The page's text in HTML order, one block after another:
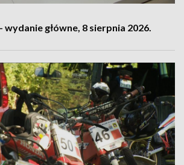
wydanie główne, 8 sierpnia 2026.